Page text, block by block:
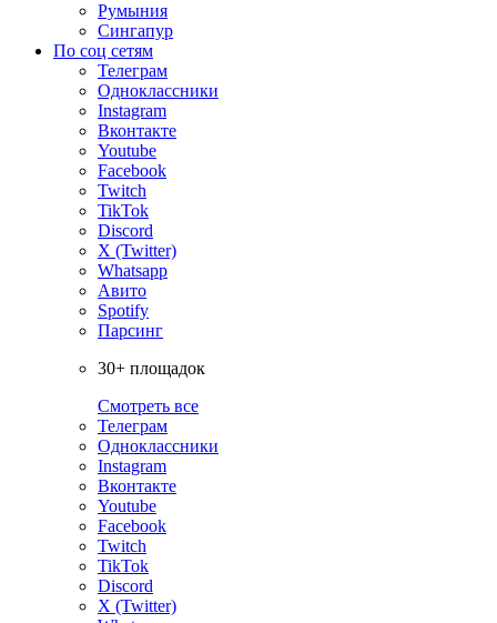
Румыния
Сингапур
По соц сетям
Телеграм
Одноклассники
Instagram
Вконтакте
Youtube
Facebook
Twitch
TikTok
Discord
X (Twitter)
Whatsapp
Авито
Spotify
Парсинг
30+ площадок
Смотреть все
Телеграм
Одноклассники
Instagram
Вконтакте
Youtube
Facebook
Twitch
TikTok
Discord
X (Twitter)